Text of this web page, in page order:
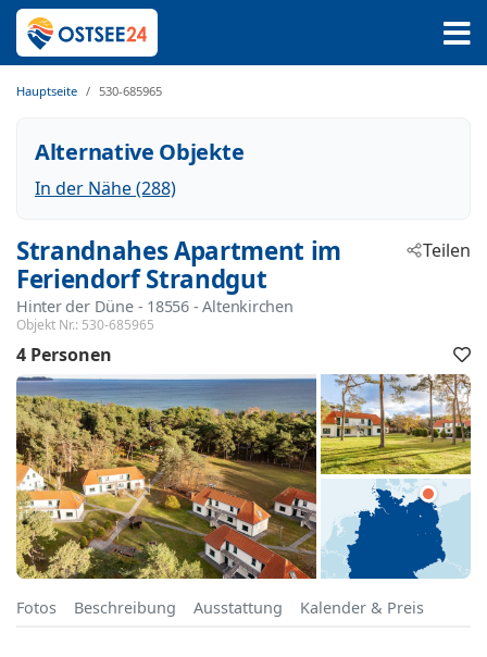
Hauptseite 530-685965
Alternative Objekte
In der Nähe (288)
Strandnahes Apartment im
Feriendorf Strandgut
Hinter der Düne - 18556 - Altenkirchen
Objekt Nr.: 530-685965
Teilen
4 Personen
Fotos Beschreibung Ausstattung Kalender & Preis